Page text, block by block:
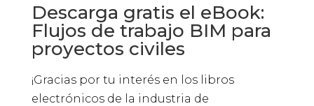
Descarga gratis el eBook:
Flujos de trabajo BIM para
proyectos civiles
¡Gracias por tu interés en los libros
electrónicos de la industria de